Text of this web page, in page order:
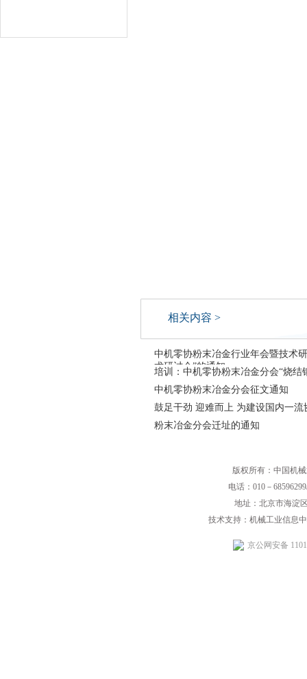
相关内容 >
中机零协粉末冶金行业年会暨技术
术研讨会”的通知
培训：中机零协粉末冶金分会“烧
中机零协粉末冶金分会征文通知
鼓足干劲 迎难而上 为建设国内一流
粉末冶金分会迁址的通知
版权所有：中国机
电话：010－
地址：北京市海淀
技术支持：机械工业信息
京公网安备